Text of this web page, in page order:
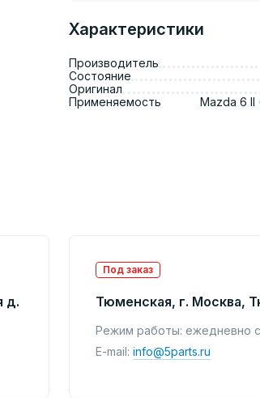
Характеристики
Производитель
Состояние
Оригинал
Применяемость
Mazda 6 II
д.
Под заказ
Тюменская, г. Москва,
Режим работы: ежедневно
E-mail: info@5parts.ru